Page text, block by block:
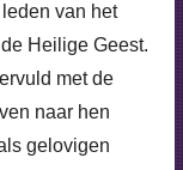
van het
Heilige Geest.
met de
naar hen
gelovigen